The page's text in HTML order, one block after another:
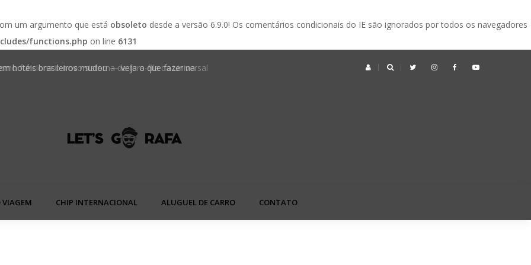
um argumento que está obsoleto desde a versão 6.9.0! Os comentários condicionais do IE são ignorados por todos os navegadores
functions.php on line 6131
hotéis brasileiros mudou — veja o que fazer na
Golden Week no Japão: o que é, quando acontece e vale a pena visitar?
VIAGEM CHIP INTERNACIONAL ALUGUEL DE CARRO CONTATO